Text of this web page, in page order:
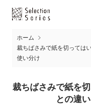
ホーム
裁ちばさみで紙を切っては
使い分け
裁ちばさみで紙を
との違